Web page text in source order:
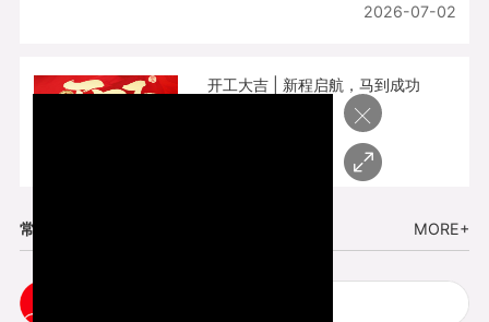
2026-07-02
开工大吉 | 新程启航，马到成功
常见问题 MORE+
×